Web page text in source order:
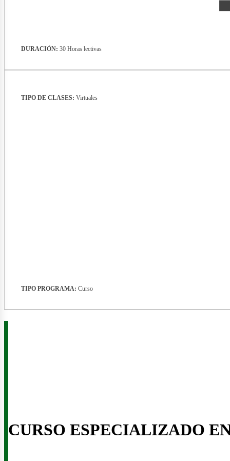
TIPO DE CLASES: Virtuales
DURACIÓN: 30 Horas lectivas
TIPO PROGRAMA: Curso
CURSO ESPECIALIZADO